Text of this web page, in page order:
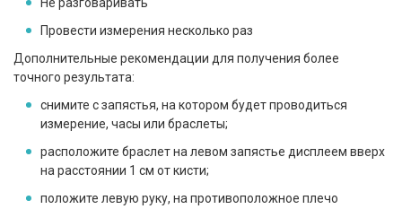
Провести измерения несколько раз
Дополнительные рекомендации для получения более
точного результата:
снимите с запястья, на котором будет проводиться
измерение, часы или браслеты;
расположите браслет на левом запястье дисплеем вверх
на расстоянии 1 см от кисти;
положите левую руку, на противоположное плечо